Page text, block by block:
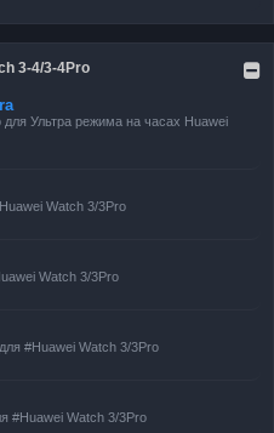
3-4/3-4Pro
Ультра режима на часах Huawei
Watch 3/3Pro
Watch 3/3Pro
#Huawei Watch 3/3Pro
#Huawei Watch 3/3Pro